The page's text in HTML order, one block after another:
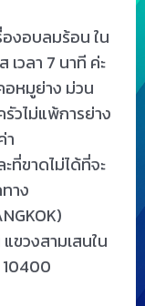
งอบลมร้อน ใน
วลา 7 นาที ค่ะ
อหมูย่าง ม่วน
วไม่แพ้การย่าง
า
ที่ขาดไม่ได้ที่จะ
าง
วงสามเสนใน